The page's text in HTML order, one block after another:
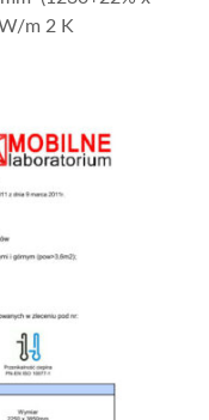
m 2 K